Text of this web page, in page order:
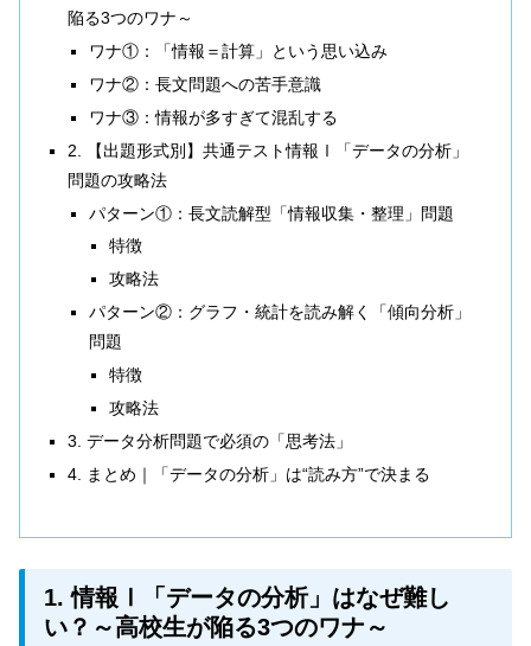
陥る3つのワナ～
ワナ①：「情報＝計算」という思い込み
ワナ②：長文問題への苦手意識
ワナ③：情報が多すぎて混乱する
2. 【出題形式別】共通テスト情報Ⅰ「データの分析」
問題の攻略法
パターン①：長文読解型「情報収集・整理」問題
特徴
攻略法
パターン②：グラフ・統計を読み解く「傾向分析」
問題
特徴
攻略法
3. データ分析問題で必須の「思考法」
4. まとめ｜「データの分析」は“読み方”で決まる
1. 情報Ⅰ「データの分析」はなぜ難し
い？～高校生が陥る3つのワナ～